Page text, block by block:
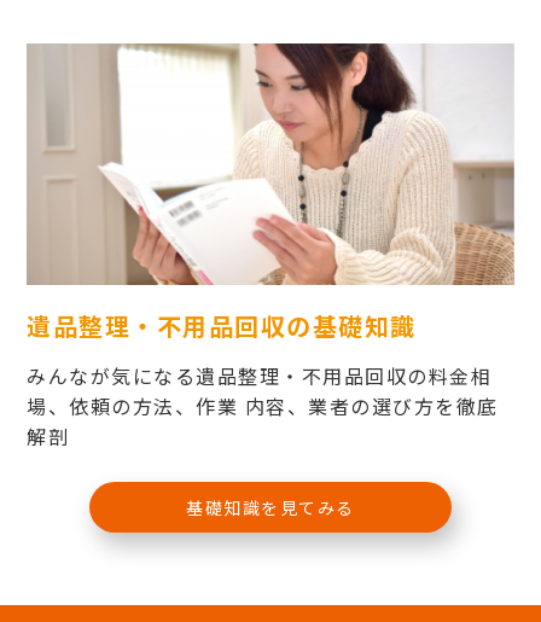
遺品整理・不用品回収の基礎知識
みんなが気になる遺品整理・不用品回収の料金相
場、依頼の方法、作業 内容、業者の選び方を徹底
解剖
基礎知識を見てみる